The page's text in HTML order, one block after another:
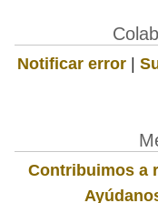
Notificar error |
Contribuimos a